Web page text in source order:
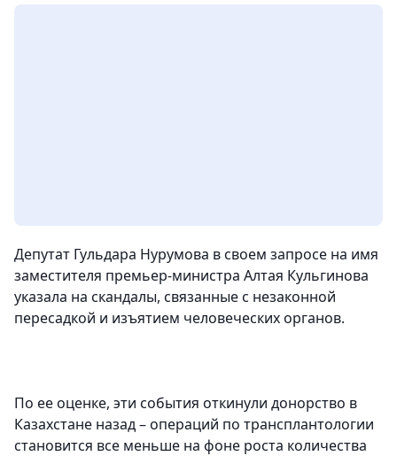
Депутат Гульдара Нурумова в своем запросе на имя
заместителя премьер-министра Алтая Кульгинова
указала на скандалы, связанные с незаконной
пересадкой и изъятием человеческих органов.
По ее оценке, эти события откинули донорство в
Казахстане назад – операций по трансплантологии
становится все меньше на фоне роста количества